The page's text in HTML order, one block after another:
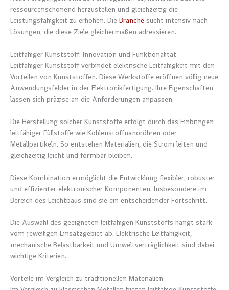
ressourcenschonend herzustellen und gleichzeitig die
Leistungsfähigkeit zu erhöhen. Die Branche sucht intensiv nach
Lösungen, die diese Ziele gleichermaßen adressieren.
Leitfähiger Kunststoff: Innovation und Funktionalität
Leitfähiger Kunststoff verbindet elektrische Leitfähigkeit mit den
Vorteilen von Kunststoffen. Diese Werkstoffe eröffnen völlig neue
Anwendungsfelder in der Elektronikfertigung. Ihre Eigenschaften
lassen sich präzise an die Anforderungen anpassen.
Die Herstellung solcher Kunststoffe erfolgt durch das Einbringen
leitfähiger Füllstoffe wie Kohlenstoffnanoröhren oder
Metallpartikeln. So entstehen Materialien, die Strom leiten und
gleichzeitig leicht und formbar bleiben.
Diese Kombination ermöglicht die Entwicklung flexibler, robuster
und effizienter elektronischer Komponenten. Insbesondere im
Bereich des Leichtbaus sind sie ein entscheidender Fortschritt.
Die Auswahl des geeigneten leitfähigen Kunststoffs hängt stark
vom jeweiligen Einsatzgebiet ab. Elektrische Leitfähigkeit,
mechanische Belastbarkeit und Umweltverträglichkeit sind dabei
wichtige Kriterien.
Vorteile im Vergleich zu traditionellen Materialien